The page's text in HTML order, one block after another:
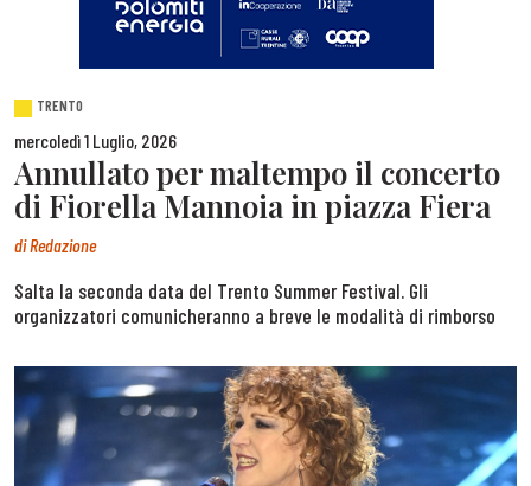
TRENTO
mercoledì 1 Luglio, 2026
Annullato per maltempo il concerto
di Fiorella Mannoia in piazza Fiera
diRedazione
Salta la seconda data del Trento Summer Festival. Gli
organizzatori comunicheranno a breve le modalità di rimborso